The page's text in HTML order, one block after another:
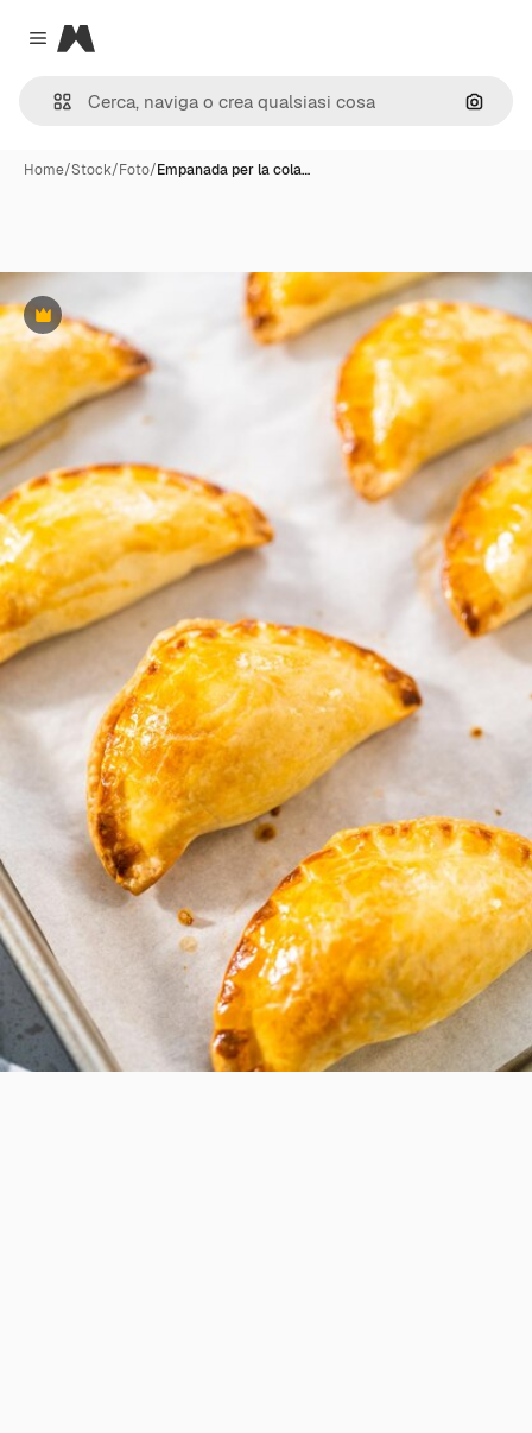
Close menu
Magnific
Cerca
Home/Stock/Foto/Empanada per la cola…
Premium